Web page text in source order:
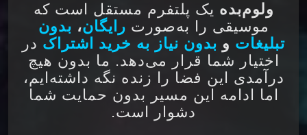
ولوم‌بده یک پلتفرم مستقل است که
موسیقی را به‌صورت رایگان، بدون
تبلیغات و بدون نیاز به خرید اشتراک در
اختیار شما قرار می‌دهد. ما بدون هیچ
درآمدی این فضا را زنده نگه داشته‌ایم،
اما ادامه این مسیر بدون حمایت شما
دشوار است.